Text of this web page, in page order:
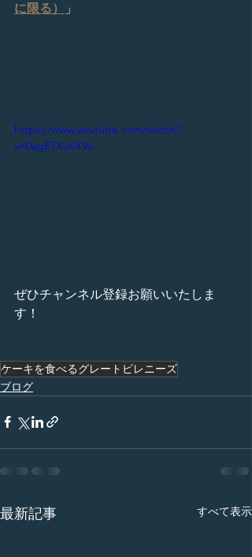
に限る） 」
https://www.youtube.com/watch?
v=0agE7XukXVo
ぜひチャンネル登録お願いいたしま
す！
ケーキを食べるグレートピレニーズ
ブログ
最新記事 すべて表示